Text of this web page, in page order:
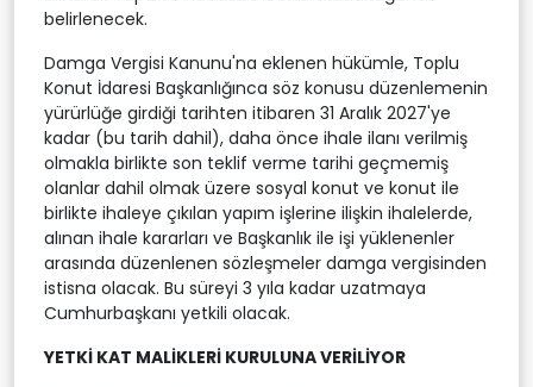
belirlenecek.
Damga Vergisi Kanunu'na eklenen hükümle, Toplu
Konut İdaresi Başkanlığınca söz konusu düzenlemenin
yürürlüğe girdiği tarihten itibaren 31 Aralık 2027'ye
kadar (bu tarih dahil), daha önce ihale ilanı verilmiş
olmakla birlikte son teklif verme tarihi geçmemiş
olanlar dahil olmak üzere sosyal konut ve konut ile
birlikte ihaleye çıkılan yapım işlerine ilişkin ihalelerde,
alınan ihale kararları ve Başkanlık ile işi yüklenenler
arasında düzenlenen sözleşmeler damga vergisinden
istisna olacak. Bu süreyi 3 yıla kadar uzatmaya
Cumhurbaşkanı yetkili olacak.
YETKİ KAT MALİKLERİ KURULUNA VERİLİYOR